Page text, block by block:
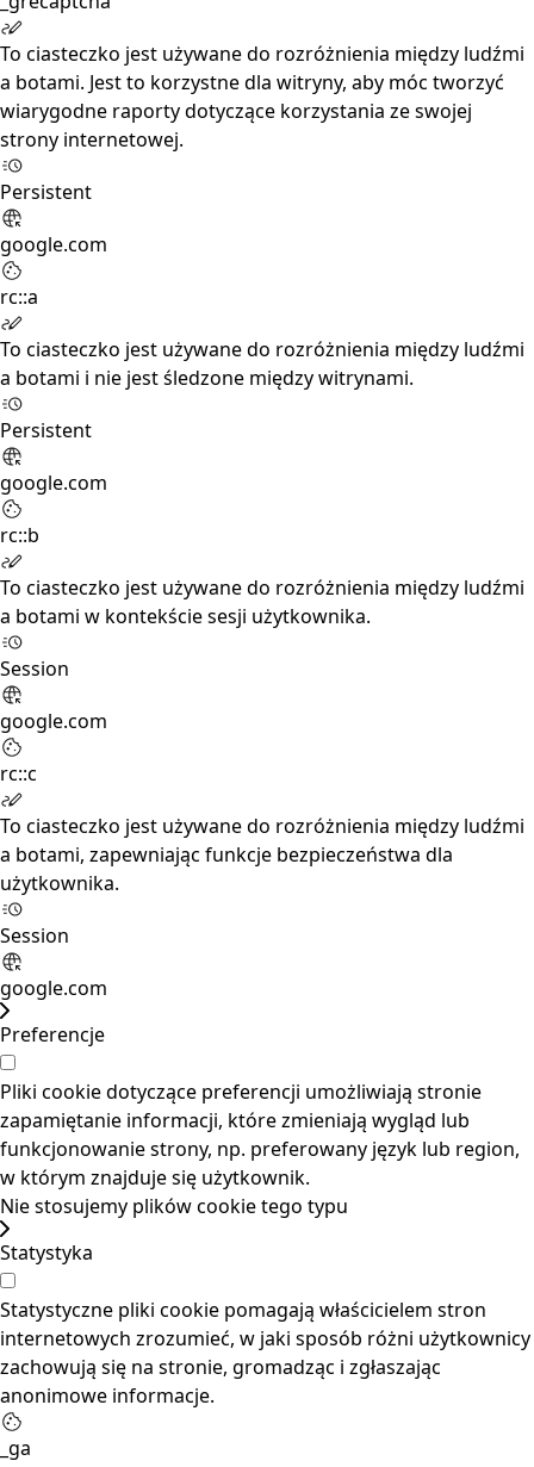
To ciasteczko jest używane do rozróżnienia między ludźmi
a botami. Jest to korzystne dla witryny, aby móc tworzyć
wiarygodne raporty dotyczące korzystania ze swojej
strony internetowej.
Persistent
google.com
rc::a
To ciasteczko jest używane do rozróżnienia między ludźmi
a botami i nie jest śledzone między witrynami.
Persistent
google.com
rc::b
To ciasteczko jest używane do rozróżnienia między ludźmi
a botami w kontekście sesji użytkownika.
Session
google.com
rc::c
To ciasteczko jest używane do rozróżnienia między ludźmi
a botami, zapewniając funkcje bezpieczeństwa dla
użytkownika.
Session
google.com
Preferencje
Pliki cookie dotyczące preferencji umożliwiają stronie
zapamiętanie informacji, które zmieniają wygląd lub
funkcjonowanie strony, np. preferowany język lub region,
w którym znajduje się użytkownik.
Nie stosujemy plików cookie tego typu
Statystyka
Statystyczne pliki cookie pomagają właścicielem stron
internetowych zrozumieć, w jaki sposób różni użytkownicy
zachowują się na stronie, gromadząc i zgłaszając
anonimowe informacje.
_ga